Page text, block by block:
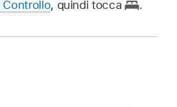
Controllo, quindi tocca .